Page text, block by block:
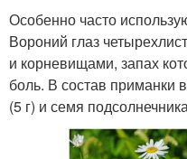
Особенно часто
Вороний глаз
и корневищами, запах
боль. В состав приманки
(5 г) и семя